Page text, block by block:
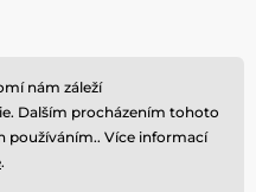
nám záleží
Dalším procházením tohoto
používáním.. Více informací
.